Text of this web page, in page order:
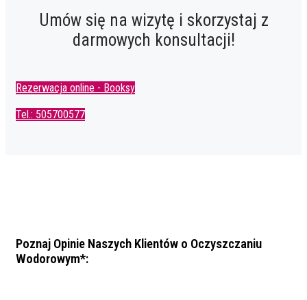
Umów się na wizytę i skorzystaj z
darmowych konsultacji!
Rezerwacja online - Booksy
Tel.: 505700577
Poznaj Opinie Naszych Klientów o Oczyszczaniu
Wodorowym*: